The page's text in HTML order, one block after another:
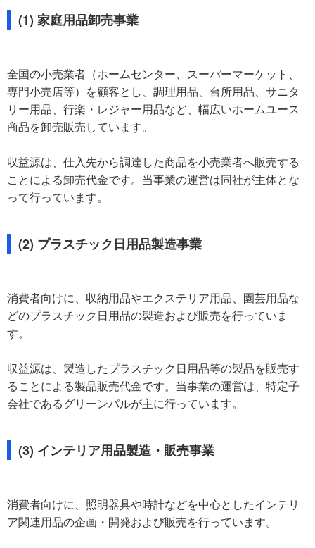
(1) 家庭用品卸売事業
全国の小売業者（ホームセンター、スーパーマーケット、
専門小売店等）を顧客とし、調理用品、台所用品、サニタ
リー用品、行楽・レジャー用品など、幅広いホームユース
商品を卸売販売しています。
収益源は、仕入先から調達した商品を小売業者へ販売する
ことによる卸売代金です。当事業の運営は同社が主体とな
って行っています。
(2) プラスチック日用品製造事業
消費者向けに、収納用品やエクステリア用品、園芸用品な
どのプラスチック日用品の製造および販売を行っていま
す。
収益源は、製造したプラスチック日用品等の製品を販売す
ることによる製品販売代金です。当事業の運営は、特定子
会社であるグリーンパルが主に行っています。
(3) インテリア用品製造・販売事業
消費者向けに、照明器具や時計などを中心としたインテリ
ア関連用品の企画・開発および販売を行っています。